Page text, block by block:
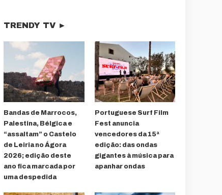
TRENDY TV ►
Bandas de Marrocos,
Palestina, Bélgica e
“assaltam” o Castelo
de Leiria no Ágora
2026; edição deste
ano fica marcada por
uma despedida
Portuguese Surf Film
Fest anuncia
vencedores da 15ª
edição: das ondas
gigantes à música para
apanhar ondas